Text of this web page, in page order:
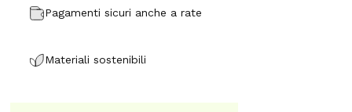
Pagamenti sicuri anche a rate
Materiali sostenibili